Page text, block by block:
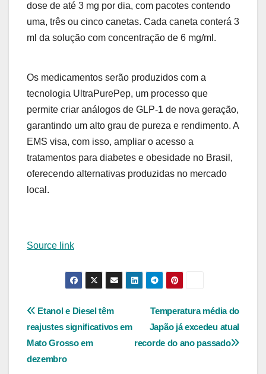
dose de até 3 mg por dia, com pacotes contendo
uma, três ou cinco canetas. Cada caneta conterá 3
ml da solução com concentração de 6 mg/ml.
Os medicamentos serão produzidos com a
tecnologia UltraPurePep, um processo que
permite criar análogos de GLP-1 de nova geração,
garantindo um alto grau de pureza e rendimento. A
EMS visa, com isso, ampliar o acesso a
tratamentos para diabetes e obesidade no Brasil,
oferecendo alternativas produzidas no mercado
local.
Source link
Navegação
de
Post
Temperatura média do
Japão já excedeu atual
recorde do ano passado
Etanol e Diesel têm
reajustes significativos em
Mato Grosso em
dezembro